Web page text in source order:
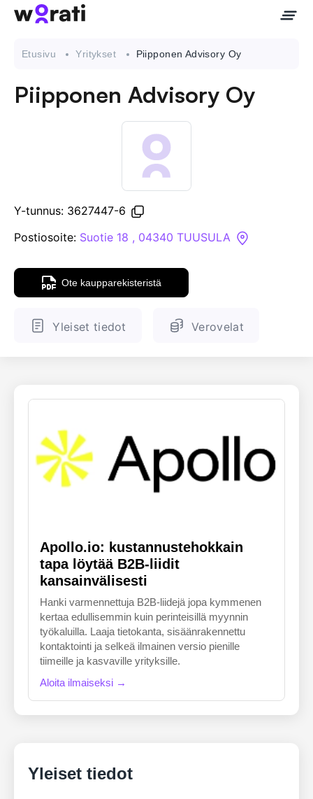
API
Pakotehaku
Etusivu Yritykset Piipponen Advisory Oy
Piipponen Advisory Oy
Y-tunnus: 3627447-6
Postiosoite: Suotie 18 , 04340 TUUSULA
Ote kaupparekisteristä
Yleiset tiedot Verovelat
Apollo.io: kustannustehokkain
tapa löytää B2B-liidit
kansainvälisesti
Hanki varmennettuja B2B-liidejä jopa kymmenen
kertaa edullisemmin kuin perinteisillä myynnin
työkaluilla. Laaja tietokanta, sisäänrakennettu
kontaktointi ja selkeä ilmainen versio pienille
tiimeille ja kasvaville yrityksille.
Aloita ilmaiseksi →
Yleiset tiedot